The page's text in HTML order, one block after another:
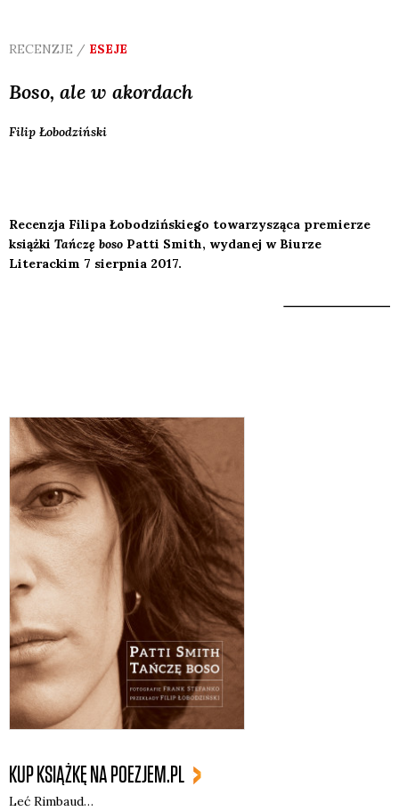
RECENZJE / ESEJE
Boso, ale w akordach
Filip Łobodziński
Recenzja Filipa Łobodzińskiego towarzysząca premierze
książki Tańczę boso Patti Smith, wydanej w Biurze
Literackim 7 sierpnia 2017.
KUP KSIĄŻKĘ NA POEZJEM.PL
Leć Rim­baud…